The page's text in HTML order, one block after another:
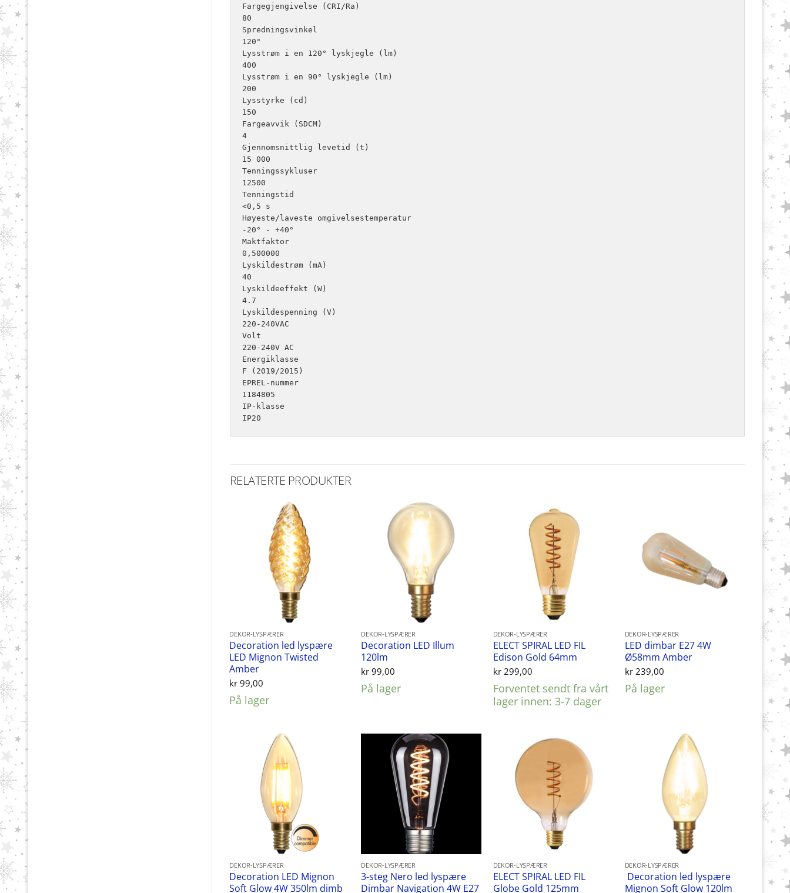
Fargegjengivelse (CRI/Ra)
80
Spredningsvinkel
120°
Lysstrøm i en 120° lyskjegle (lm)
400
Lysstrøm i en 90° lyskjegle (lm)
200
Lysstyrke (cd)
150
Fargeavvik (SDCM)
4
Gjennomsnittlig levetid (t)
15 000
Tenningssykluser
12500
Tenningstid
<0,5 s
Høyeste/laveste omgivelsestemperatur
-20° - +40°
Maktfaktor
0,500000
Lyskildestrøm (mA)
40
Lyskildeeffekt (W)
4.7
Lyskildespenning (V)
220-240VAC
Volt
220-240V AC
Energiklasse
F (2019/2015)
EPREL-nummer
1184805
IP-klasse
IP20
RELATERTE PRODUKTER
DEKOR-LYSPÆRER
Decoration led lyspære
LED Mignon Twisted
Amber
kr 99,00
På lager
DEKOR-LYSPÆRER
Decoration LED Illum
120lm
kr 99,00
På lager
DEKOR-LYSPÆRER
ELECT SPIRAL LED FIL
Edison Gold 64mm
kr299,00
Forventet sendt fra vårt
lager innen: 3-7 dager
DEKOR-LYSPÆRER
LED dimbar E27 4W
Ø58mm Amber
kr239,00
På lager
DEKOR-LYSPÆRER
Decoration LED Mignon
Soft Glow 4W 350lm dimb
DEKOR-LYSPÆRER
3-steg Nero led lyspære
Dimbar Navigation 4W E27
DEKOR-LYSPÆRER
ELECT SPIRAL LED FIL
Globe Gold 125mm
DEKOR-LYSPÆRER
Decoration led lyspære
Mignon Soft Glow 120lm